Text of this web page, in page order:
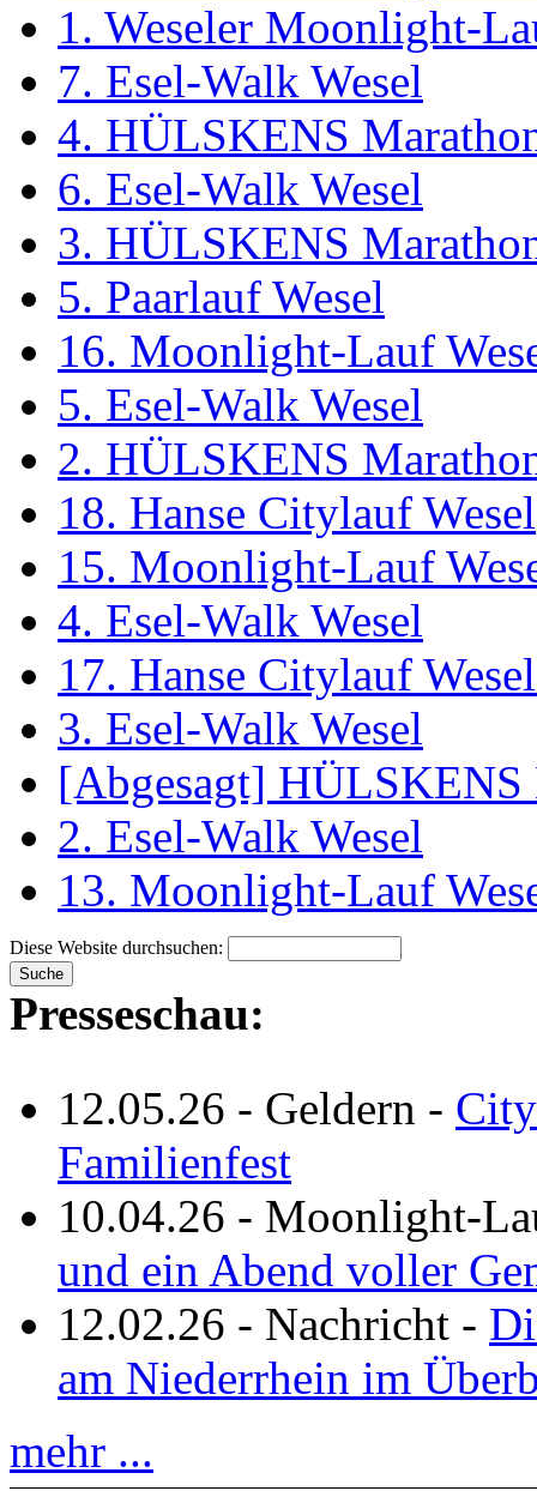
1. Weseler Moonlight-
7. Esel-Walk Wesel
4. HÜLSKENS
6. Esel-Walk Wesel
3. HÜLSKENS
5. Paarlauf Wesel
16. Moonlight-Lauf
5. Esel-Walk Wesel
2. HÜLSKENS
18. Hanse Citylauf Wesel
15. Moonlight-Lauf
4. Esel-Walk Wesel
17. Hanse Citylauf
3. Esel-Walk Wesel
[Abgesagt] HÜLSKENS
2. Esel-Walk Wesel
13. Moonlight-Lauf
Diese Website durchsuchen:
Presseschau:
12.05.26 - Geldern -
Familienfest
10.04.26 - Moonlight-
und ein Abend voller
12.02.26 - Nachricht -
am Niederrhein im
mehr ...